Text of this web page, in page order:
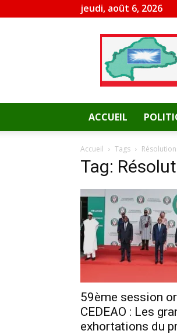
jeudi, août 6, 2026
ACCUEIL
Accueil Tags
Tag:
59ème session
CEDEAO : Les
exhortations du